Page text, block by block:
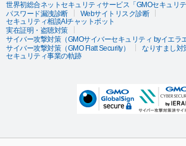
世界初総合ネットセキュリティサービス「GMOセキュリテ
パスワード漏洩診断
Webサイトリスク診断
セキュリティ相談AIチャットボット
実在証明・盗聴対策
サイバー攻撃対策（GMOサイバーセキュリティ byイエラエ
サイバー攻撃対策（GMO Flatt Security）
なりすまし対
セキュリティ事業の軌跡